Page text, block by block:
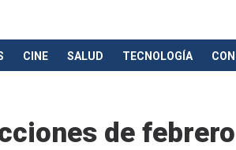
CINE SALUD TECNOLOGÍA
de febrero